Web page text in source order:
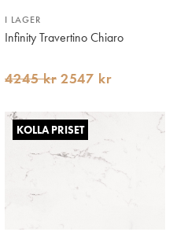
I LAGER
Infinity Travertino Chiaro
4245 kr 2547 kr
KOLLA PRISET